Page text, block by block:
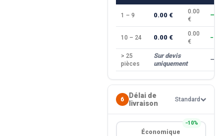
1 – 9 0.00 €
0.00
€
—
10 – 24 0.00 €
0.00
€
> 25
pièces
Sur devis
uniquement
—
6
Délai de
livraison
Standard
−10%
Économique